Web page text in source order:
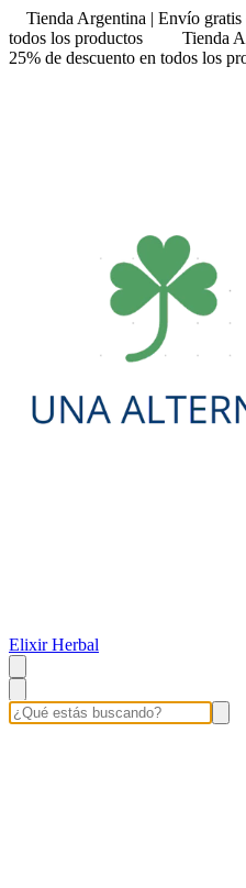
Tienda Argentina | Envío gratis
todos los productos
Tienda
25% de descuento en todos los
Elixir Herbal